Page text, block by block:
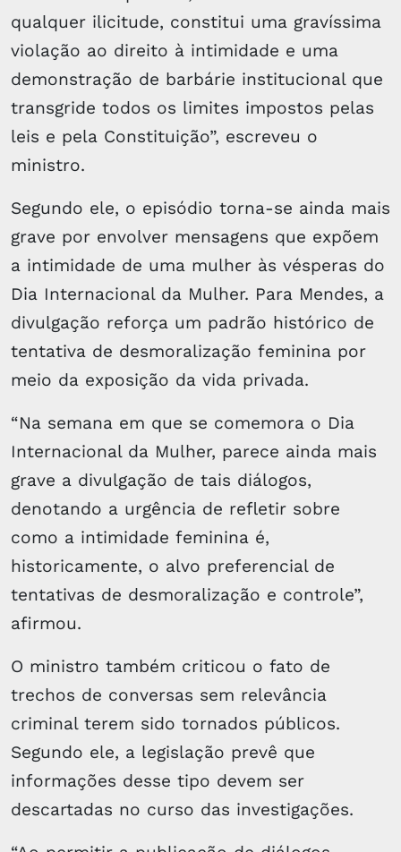
qualquer ilicitude, constitui uma gravíssima
violação ao direito à intimidade e uma
demonstração de barbárie institucional que
transgride todos os limites impostos pelas
leis e pela Constituição”, escreveu o
ministro.
Segundo ele, o episódio torna-se ainda mais
grave por envolver mensagens que expõem
a intimidade de uma mulher às vésperas do
Dia Internacional da Mulher. Para Mendes, a
divulgação reforça um padrão histórico de
tentativa de desmoralização feminina por
meio da exposição da vida privada.
“Na semana em que se comemora o Dia
Internacional da Mulher, parece ainda mais
grave a divulgação de tais diálogos,
denotando a urgência de refletir sobre
como a intimidade feminina é,
historicamente, o alvo preferencial de
tentativas de desmoralização e controle”,
afirmou.
O ministro também criticou o fato de
trechos de conversas sem relevância
criminal terem sido tornados públicos.
Segundo ele, a legislação prevê que
informações desse tipo devem ser
descartadas no curso das investigações.